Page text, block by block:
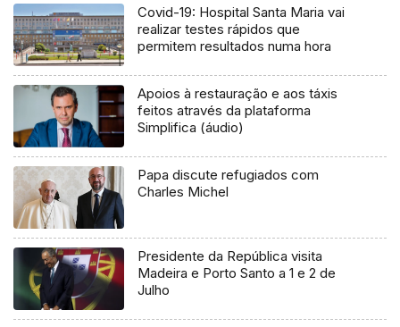
Covid-19: Hospital Santa Maria vai
realizar testes rápidos que
permitem resultados numa hora
Apoios à restauração e aos táxis
feitos através da plataforma
Simplifica (áudio)
Papa discute refugiados com
Charles Michel
Presidente da República visita
Madeira e Porto Santo a 1 e 2 de
Julho